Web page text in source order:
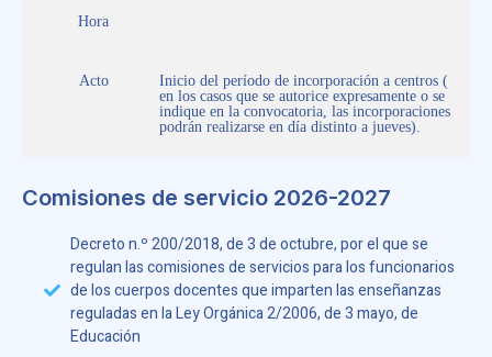
Hora
Acto
Inicio del período de incorporación a centros (
en los casos que se autorice expresamente o se
indique en la convocatoria, las incorporaciones
podrán realizarse en día distinto a jueves).
Comisiones de servicio 2026-2027
Decreto n.º 200/2018, de 3 de octubre, por el que se
regulan las comisiones de servicios para los funcionarios
de los cuerpos docentes que imparten las enseñanzas
reguladas en la Ley Orgánica 2/2006, de 3 mayo, de
Educación